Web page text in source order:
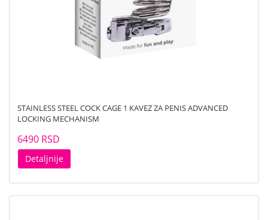
STAINLESS STEEL COCK CAGE 1 KAVEZ ZA PENIS ADVANCED
LOCKING MECHANISM
6490 RSD
Detaljnije